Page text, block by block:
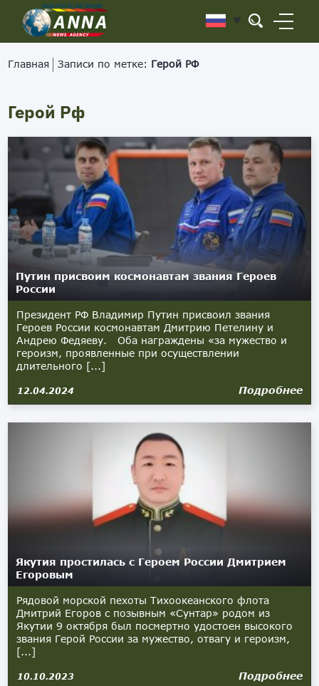
Главная Записи по метке: Герой РФ
Герой Рф
Путин присвоим космонавтам звания Героев
России
Президент РФ Владимир Путин присвоил звания
Героев России космонавтам Дмитрию Петелину и
Андрею Федяеву. Оба награждены «за мужество и
героизм, проявленные при осуществлении
длительного [...]
12.04.2024 Подробнее
Якутия простилась с Героем России Дмитрием
Егоровым
Рядовой морской пехоты Тихоокеанского флота
Дмитрий Егоров с позывным «Сунтар» родом из
Якутии 9 октября был посмертно удостоен высокого
звания Герой России за мужество, отвагу и героизм,
[...]
10.10.2023 Подробнее